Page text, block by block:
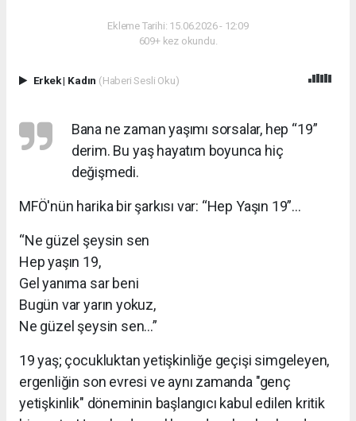
Ekleme Tarihi: 15.06.2026 - 12:09
609+ kez okundu.
Erkek| Kadın (Haberi Sesli Oku)
Bana ne zaman yaşımı sorsalar, hep “19”
derim. Bu yaş hayatım boyunca hiç
değişmedi.
MFÖ'nün harika bir şarkısı var: “Hep Yaşın 19”…
“Ne güzel şeysin sen
Hep yaşın 19,
Gel yanıma sar beni
Bugün var yarın yokuz,
Ne güzel şeysin sen…”
19 yaş; çocukluktan yetişkinliğe geçişi simgeleyen,
ergenliğin son evresi ve aynı zamanda "genç
yetişkinlik" döneminin başlangıcı kabul edilen kritik